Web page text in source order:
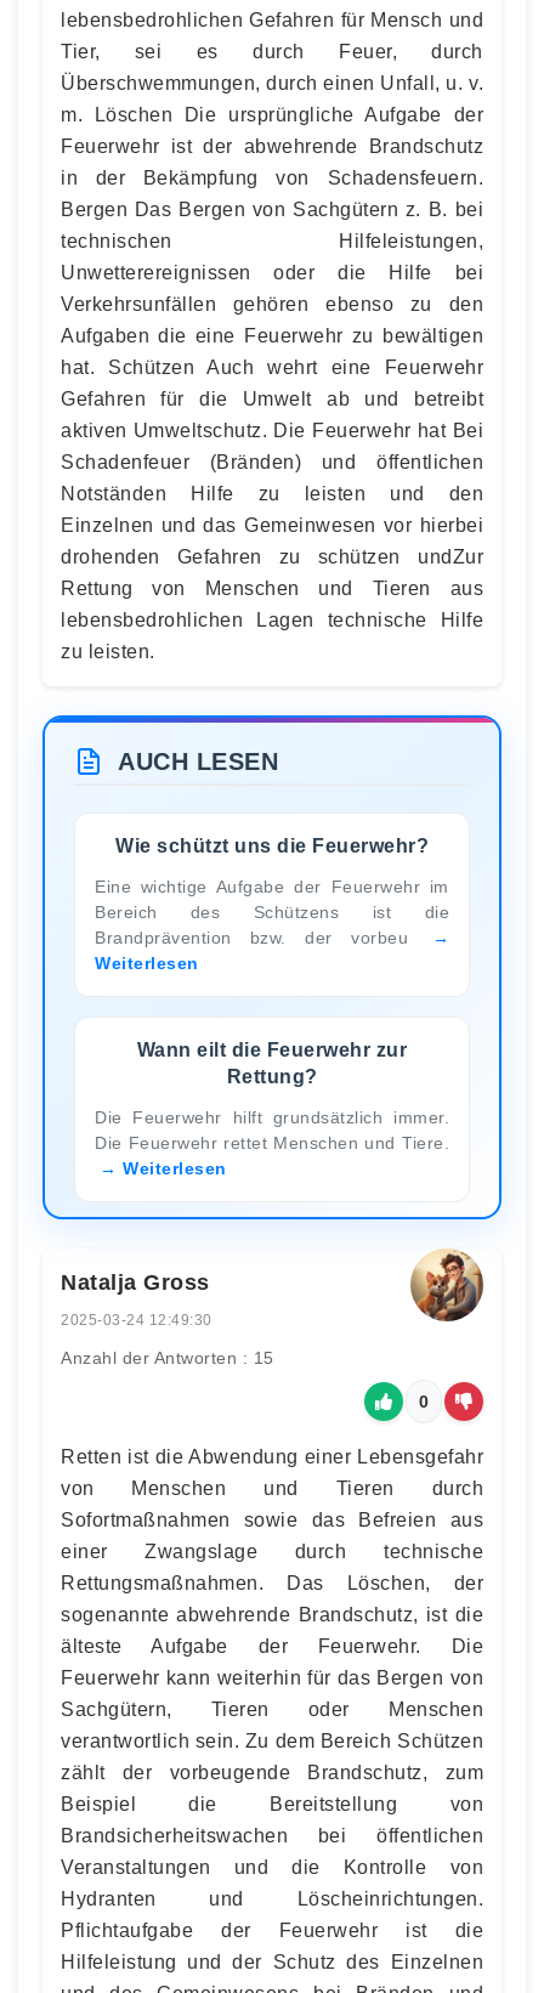
lebensbedrohlichen Gefahren für Mensch und
Tier, sei es durch Feuer, durch
Überschwemmungen, durch einen Unfall, u. v.
m. Löschen Die ursprüngliche Aufgabe der
Feuerwehr ist der abwehrende Brandschutz
in der Bekämpfung von Schadensfeuern.
Bergen Das Bergen von Sachgütern z. B. bei
technischen Hilfeleistungen,
Unwetterereignissen oder die Hilfe bei
Verkehrsunfällen gehören ebenso zu den
Aufgaben die eine Feuerwehr zu bewältigen
hat. Schützen Auch wehrt eine Feuerwehr
Gefahren für die Umwelt ab und betreibt
aktiven Umweltschutz. Die Feuerwehr hat Bei
Schadenfeuer (Bränden) und öffentlichen
Notständen Hilfe zu leisten und den
Einzelnen und das Gemeinwesen vor hierbei
drohenden Gefahren zu schützen undZur
Rettung von Menschen und Tieren aus
lebensbedrohlichen Lagen technische Hilfe
zu leisten.
AUCH LESEN
Wie schützt uns die Feuerwehr?
Eine wichtige Aufgabe der Feuerwehr im
Bereich des Schützens ist die
Brandprävention bzw. der vorbeu
Weiterlesen
Wann eilt die Feuerwehr zur
Rettung?
Die Feuerwehr hilft grundsätzlich immer.
Die Feuerwehr rettet Menschen und Tiere.
Weiterlesen
Natalja Gross
2025-03-24 12:49:30
Anzahl der Antworten : 15
0
Retten ist die Abwendung einer Lebensgefahr
von Menschen und Tieren durch
Sofortmaßnahmen sowie das Befreien aus
einer Zwangslage durch technische
Rettungsmaßnahmen. Das Löschen, der
sogenannte abwehrende Brandschutz, ist die
älteste Aufgabe der Feuerwehr. Die
Feuerwehr kann weiterhin für das Bergen von
Sachgütern, Tieren oder Menschen
verantwortlich sein. Zu dem Bereich Schützen
zählt der vorbeugende Brandschutz, zum
Beispiel die Bereitstellung von
Brandsicherheitswachen bei öffentlichen
Veranstaltungen und die Kontrolle von
Hydranten und Löscheinrichtungen.
Pflichtaufgabe der Feuerwehr ist die
Hilfeleistung und der Schutz des Einzelnen